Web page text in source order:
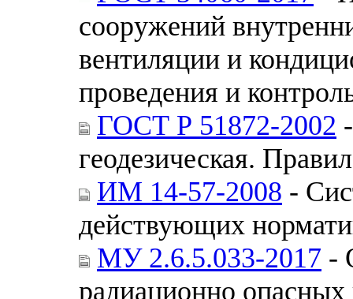
сооружений
вентиляции и
проведения и
ГОСТ Р 51872-2002
геодезическая.
ИМ 14-57-2008 -
действующих
МУ 2.6.5.033-2017 -
радиационно опасных